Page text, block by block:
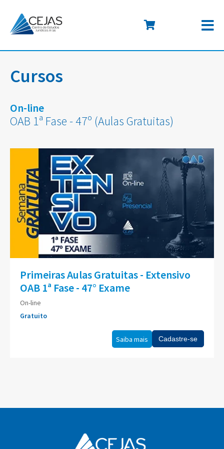
Cursos
On-line
OAB 1ª Fase - 47º (Aulas Gratuitas)
Primeiras Aulas Gratuitas - Extensivo
OAB 1ª Fase - 47° Exame
On-line
Gratuito
Saiba mais Cadastre-se